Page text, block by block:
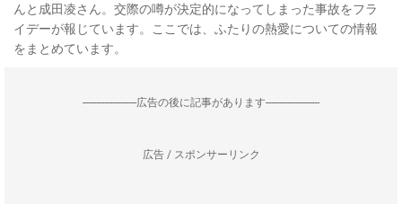
んと成田凌さん。交際の噂が決定的になってしまった事故をフラ
イデーが報じています。ここでは、ふたりの熱愛についての情報
をまとめています。
--------------------広告の後に記事があります--------------------
広告 / スポンサーリンク